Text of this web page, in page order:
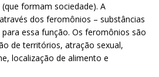
formam sociedade). A
dos feromônios – substâncias
essa função. Os feromônios são
de territórios, atração sexual,
localização de alimento e